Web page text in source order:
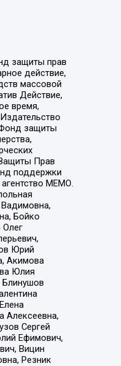
защиты прав
действие,
массовой
Действие,
время,
защиты
Прав
поддержки
МЕМО.
Бойко
Олег
Юрий
Акимова
Юлия
Блинушов
Алексеевна,
Сергей
Ефимович,
Вицин
Резник